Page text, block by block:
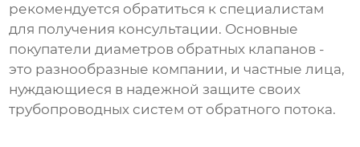
рекомендуется обратиться к специалистам
для получения консультации. Основные
покупатели диаметров обратных клапанов -
это разнообразные компании, и частные лица,
нуждающиеся в надежной защите своих
трубопроводных систем от обратного потока.